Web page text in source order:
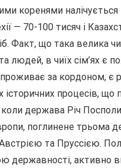
коренями
— 70-100 тисяч і
Факт, що така велика
людей, в чиїх сім’ях є
проживає за кордоном, є
історичних процесів, що
коли держава Річ
поглинене трьома
та Пруссією.
державності, активно